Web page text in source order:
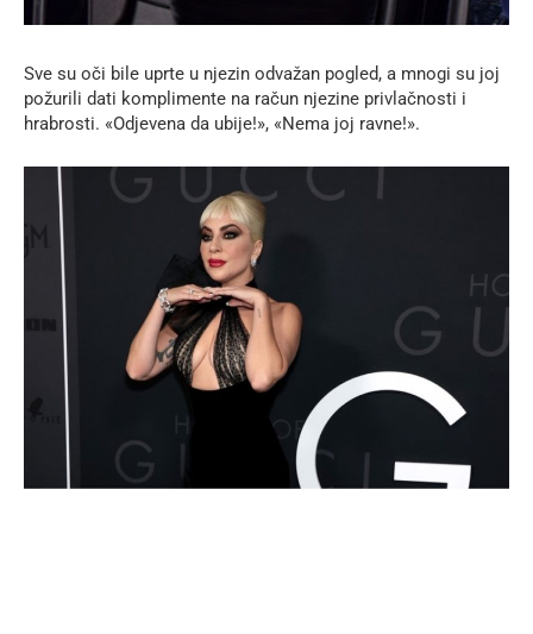
Sve su oči bile uprte u njezin odvažan pogled, a mnogi su joj
požurili dati komplimente na račun njezine privlačnosti i
hrabrosti. «Odjevena da ubije!», «Nema joj ravne!».